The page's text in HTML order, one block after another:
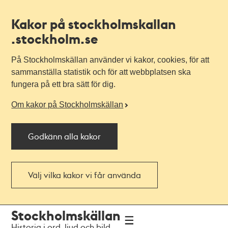
Kakor på stockholmskallan
.stockholm.se
På Stockholmskällan använder vi kakor, cookies, för att
sammanställa statistik och för att webbplatsen ska
fungera på ett bra sätt för dig.
Om kakor på Stockholmskällan
Godkänn alla kakor
Välj vilka kakor vi får använda
navigationen
huvudinnehållet
Stockholmskällan